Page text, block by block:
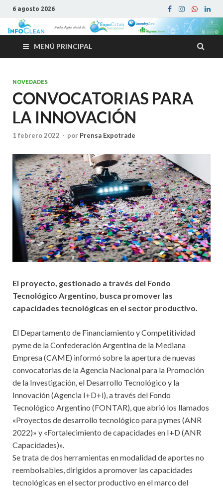
6 agosto 2026
MENÚ PRINCIPAL
NOVEDADES
CONVOCATORIAS PARA
LA INNOVACIÓN
1 febrero 2022 - por Prensa Expotrade
El proyecto, gestionado a través del Fondo
Tecnológico Argentino, busca promover las
capacidades tecnológicas en el sector productivo.
El Departamento de Financiamiento y Competitividad
pyme de la Confederación Argentina de la Mediana
Empresa (CAME) informó sobre la apertura de nuevas
convocatorias de la Agencia Nacional para la Promoción
de la Investigación, el Desarrollo Tecnológico y la
Innovación (Agencia I+D+i), a través del Fondo
Tecnológico Argentino (FONTAR), que abrió los llamados
«Proyectos de desarrollo tecnológico para pymes (ANR
2022)» y «Fortalecimiento de capacidades en I+D (ANR
Capacidades)».
Se trata de dos herramientas en modalidad de aportes no
reembolsables, dirigidos a promover las capacidades
tecnológicas en el sector productivo en el marco del